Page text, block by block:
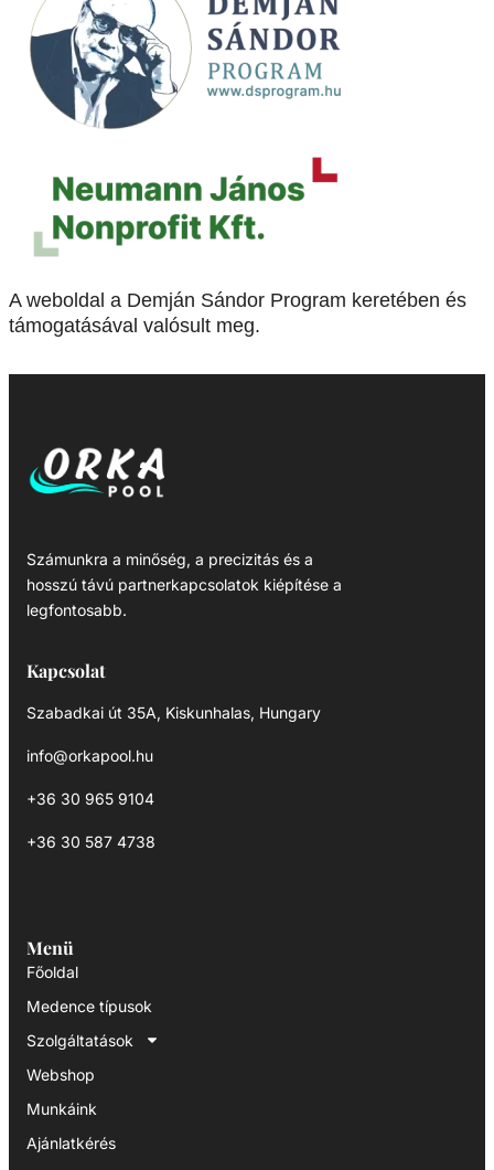
A weboldal a Demján Sándor Program keretében és
támogatásával valósult meg.
Számunkra a minőség, a precizitás és a
hosszú távú partnerkapcsolatok kiépítése a
legfontosabb.
Kapcsolat
Szabadkai út 35A, Kiskunhalas, Hungary
info@orkapool.hu
+36 30 965 9104
+36 30 587 4738
Menü
Főoldal
Medence típusok
Szolgáltatások
Webshop
Munkáink
Ajánlatkérés